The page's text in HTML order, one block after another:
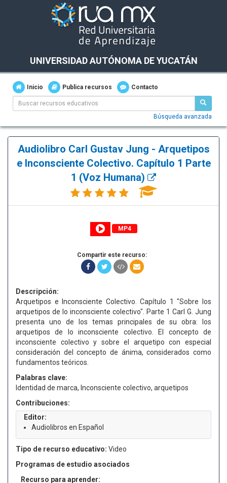
UNIVERSIDAD AUTÓNOMA DE YUCATÁN
Inicio Publica recursos Contacto
Búsqueda avanzada
Audiolibro Carl Gustav Jung - Arquetipos
e Inconsciente Colectivo. Capítulo 1 Parte
1 (Voz Humana)
MP4
Compartir este recurso:
Descripción:
Arquetipos e Inconsciente Colectivo. Capítulo 1 "Sobre los
arquetipos de lo inconsciente colectivo". Parte 1 Carl G. Jung
presenta uno de los temas principales de su obra: los
arquetipos de lo inconsciente colectivo. El concepto de
inconsciente colectivo y sobre el arquetipo con especial
consideración del concepto de ánima, considerados como
fundamentos teóricos.
Palabras clave:
Identidad de marca, Inconsciente colectivo, arquetipos
Contribuciones:
Editor:
Audiolibros en Español
Tipo de recurso educativo: Video
Programas de estudio asociados
Recurso para aprender: